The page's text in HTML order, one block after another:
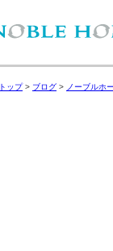
トップ> ブログ > ノーブルホ